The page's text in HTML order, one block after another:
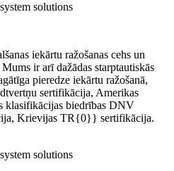
iekārtu ražošanas cehs un
ir arī dažādas starptautiskās
pieredze iekārtu ražošanā,
sertifikācija, Amerikas
klasifikācijas biedrības DNV
Krievijas TR{0}} sertifikācija.